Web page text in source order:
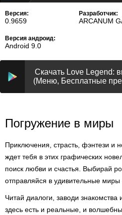
Версия:
0.9659
Разработчик:
ARCANUM
Версия андроид:
Android 9.0
Скачать Love Legend:
(Меню, Бесплатные
Погружение в миры
Приключения, страсть, фэнтези и
ждет тебя в этих графических
поиск любви и счастья. Выбирай
отправляйся в удивительные миры
Читай диалоги, заводи знакомства
здесь есть и реальные, и